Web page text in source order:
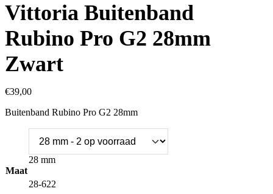
Vittoria Buitenband
Rubino Pro G2 28mm
Zwart
€39,00
Buitenband Rubino Pro G2 28mm
Maat
28 mm
28-622